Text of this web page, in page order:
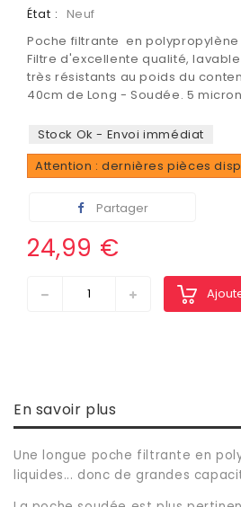
État :
Neuf
Poche filtrante en
Filtre d'excellente qualité,
très résistants au poids du
40cm de Long - Soudée. 5
Stock Ok - Envoi immédiat
Attention : dernières pièces
Partager
24,99 €
En savoir plus
Une longue poche filtrante en
liquides... donc de grandes